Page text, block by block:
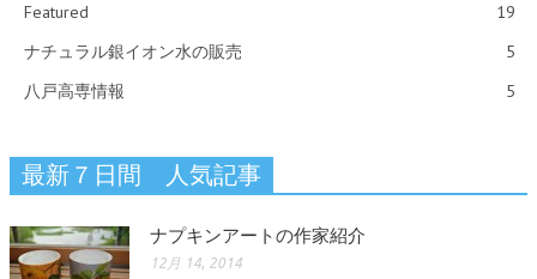
Featured
19
ナチュラル銀イオン水の販売
5
八戸高専情報
5
最新７日間 人気記事
ナプキンアートの作家紹介
12月 14, 2014